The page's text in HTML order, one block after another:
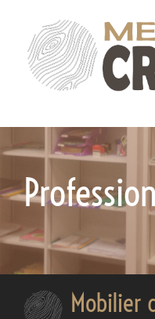
Mobilier